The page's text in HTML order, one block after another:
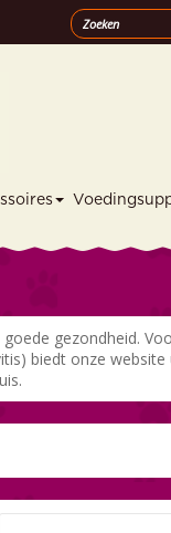
gezondheid.
biedt onze